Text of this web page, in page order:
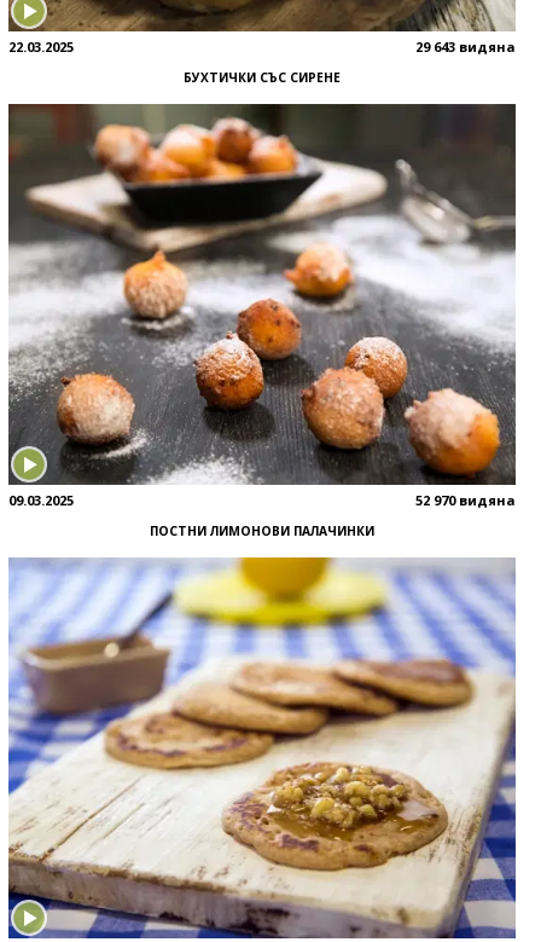
22.03.2025 29 643 видяна
БУХТИЧКИ СЪС СИРЕНЕ
09.03.2025 52 970 видяна
ПОСТНИ ЛИМОНОВИ ПАЛАЧИНКИ